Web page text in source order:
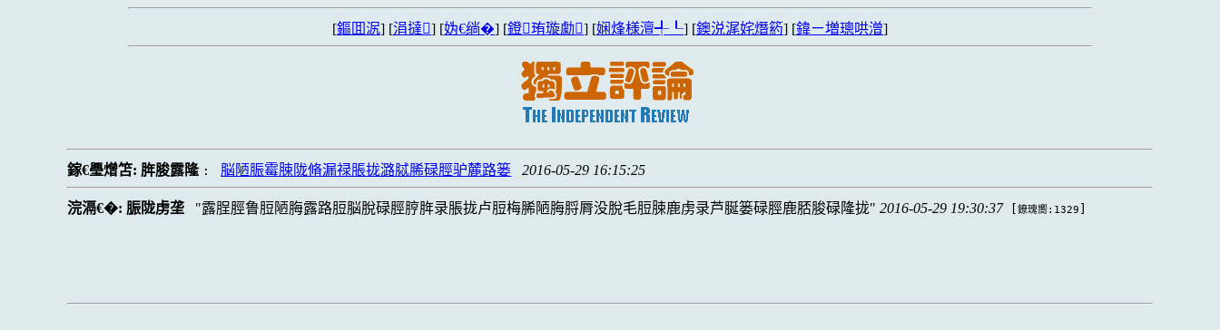
[鏂囬泦] [涓撻] [妫€绱�] [鐙珛璇勮] [娴烽様澶╃┖] [鐭涚浘姹熸箹] [鍏ㄧ増璁哄潧]
鎵€璺熷笘: 脌脧露隆 : 脳陋脤霉脨陇脩漏禄脹拢潞脦脪碌脛驴麓路篓 2016-05-29 16:15:25
浣滆€�: 脤陇虏垄 露脭脛鲁脰陋脢露路脰脳脫碌脛脝脌录脹拢卢脰梅脪陋脢脟脣没脫毛脰脨鹿虏录芦脠篓碌脛鹿脴脧碌隆拢 2016-05-29 19:30:37 [鐐瑰嚮:1329